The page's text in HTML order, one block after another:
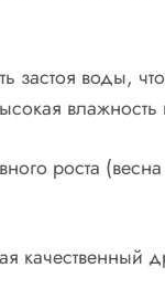
воды,
роста